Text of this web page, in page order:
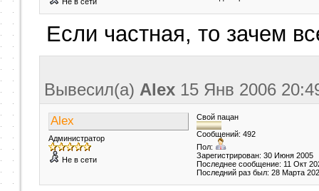
Если частная, то зачем
Вывесил(a) Alex15 Янв 2006
Alex
Администратор
Не в сети
Свой пацан
Сообщений: 492
Пол:
Зарегистрирован: 30 Июня 2005
Последнее сообщение: 11 Окт
Последний раз был: 28 Марта